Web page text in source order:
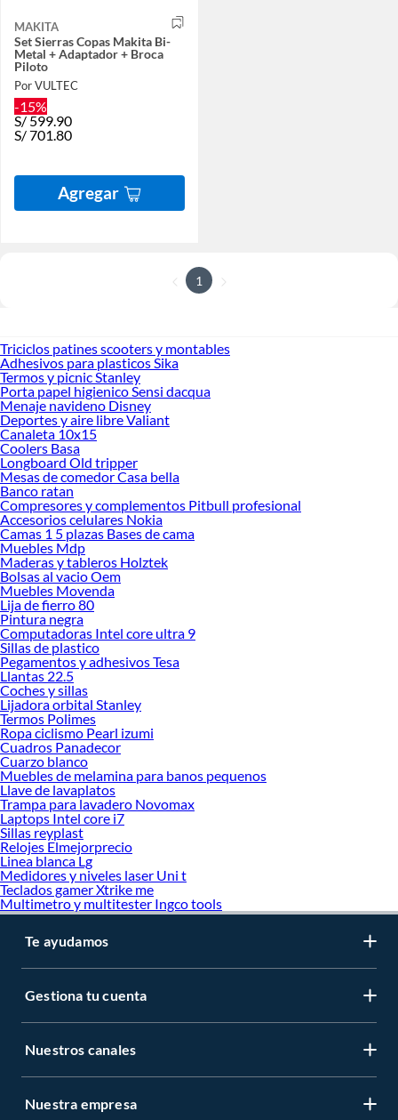
MAKITA
Set Sierras Copas Makita Bi-
Metal + Adaptador + Broca
Piloto
Por VULTEC
-15%
S/ 599.90
S/701.80
Agregar
1
Triciclos patines scooters y montables
Adhesivos para plasticos Sika
Termos y picnic Stanley
Porta papel higienico Sensi dacqua
Menaje navideno Disney
Deportes y aire libre Valiant
Canaleta 10x15
Coolers Basa
Longboard Old tripper
Mesas de comedor Casa bella
Banco ratan
Compresores y complementos Pitbull profesional
Accesorios celulares Nokia
Camas 1 5 plazas Bases de cama
Muebles Mdp
Maderas y tableros Holztek
Bolsas al vacio Oem
Muebles Movenda
Lija de fierro 80
Pintura negra
Computadoras Intel core ultra 9
Sillas de plastico
Pegamentos y adhesivos Tesa
Llantas 22.5
Coches y sillas
Lijadora orbital Stanley
Termos Polimes
Ropa ciclismo Pearl izumi
Cuadros Panadecor
Cuarzo blanco
Muebles de melamina para banos pequenos
Llave de lavaplatos
Trampa para lavadero Novomax
Laptops Intel core i7
Sillas reyplast
Relojes Elmejorprecio
Linea blanca Lg
Medidores y niveles laser Uni t
Teclados gamer Xtrike me
Multimetro y multitester Ingco tools
Te ayudamos
Gestiona tu cuenta
Nuestros canales
Nuestra empresa